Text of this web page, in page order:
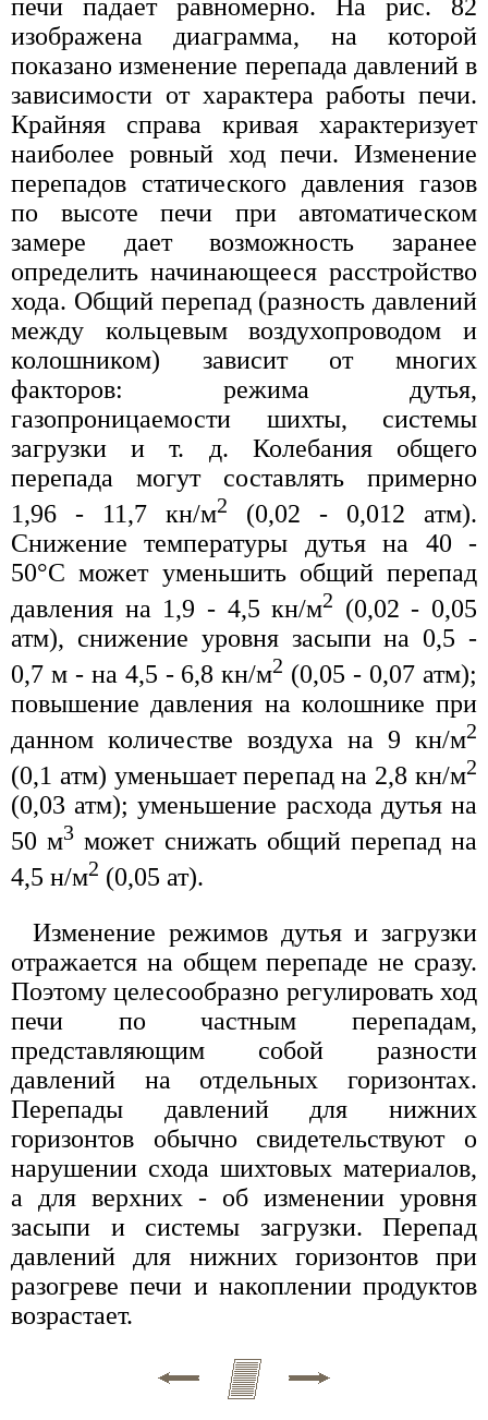
печи падает равномерно. На рис. 82
изображена диаграмма, на которой
показано изменение перепада давлений в
зависимости от характера работы печи.
Крайняя справа кривая характеризует
наиболее ровный ход печи. Изменение
перепадов статического давления газов
по высоте печи при автоматическом
замере дает возможность заранее
определить начинающееся расстройство
хода. Общий перепад (разность давлений
между кольцевым воздухопроводом и
колошником) зависит от многих
факторов: режима дутья,
газопроницаемости шихты, системы
загрузки и т. д. Колебания общего
перепада могут составлять примерно
1,96 - 11,7 кн/м2
(0,02 - 0,012 атм).
Снижение температуры дутья на 40 -
50°С может уменьшить общий перепад
давления на 1,9 - 4,5 кн/м2 (0,02 - 0,05
атм), снижение уровня засыпи на 0,5 -
0,7 м - на 4,5 - 6,8 кн/м2 (0,05 - 0,07 атм);
повышение давления на колошнике при
данном количестве воздуха на 9 кн/м2
(0,1 атм) уменьшает перепад на 2,8 кн/м2
(0,03 атм); уменьшение расхода дутья на
50 м3 может снижать общий перепад на
4,5 н/м2 (0,05 ат).
Изменение режимов дутья и загрузки
отражается на общем перепаде не сразу.
Поэтому целесообразно регулировать ход
печи по частным перепадам,
представляющим собой разности
давлений на отдельных горизонтах.
Перепады давлений для нижних
горизонтов обычно свидетельствуют о
нарушении схода шихтовых материалов,
а для верхних - об изменении уровня
засыпи и системы загрузки. Перепад
давлений для нижних горизонтов при
разогреве печи и накоплении продуктов
возрастает.